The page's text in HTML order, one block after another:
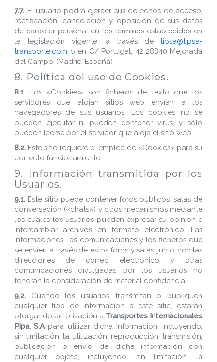
7.7. El usuario podrá ejercer sus derechos de acceso,
rectificación, cancelación y oposición de sus datos
de carácter personal en los términos establecidos en
la legislación vigente, a través de tipsa@tipsa-
transporte.com o en C/ Portugal, 42 28840 Mejorada
del Campo-(Madrid-España)
8. Política del uso de Cookies.
8.1. Los «Cookies» son ficheros de texto que los
servidores que alojan sitios web envían a los
navegadores de sus usuarios. Los cookies no se
pueden ejecutar ni pueden contener virus, y sólo
pueden leerse por el servidor que aloja el sitio web.
8.2. Este sitio requiere el empleo de «Cookies» para su
correcto funcionamiento.
9. Información transmitida por los
Usuarios.
9.1. Este sitio puede contener foros públicos, salas de
conversación («chats») y otros mecanismos mediante
los cuales los usuarios pueden expresar su opinión e
intercambiar archivos en formato electrónico. Las
informaciones, las comunicaciones y los ficheros que
se envíen a través de estos foros y salas, junto con las
direcciones de correo electrónico y otras
comunicaciones divulgadas por los usuarios no
tendrán la consideración de material confidencial.
9.2. Cuando los usuarios transmitan o publiquen
cualquier tipo de información a este sitio, estarán
otorgando autorización a Transportes Internacionales
Pipa, S.Apara utilizar dicha información, incluyendo,
sin limitación, la utilización, reproducción, transmisión,
publicación o envío de dicha información con
cualquier objeto, incluyendo, sin limitación, la